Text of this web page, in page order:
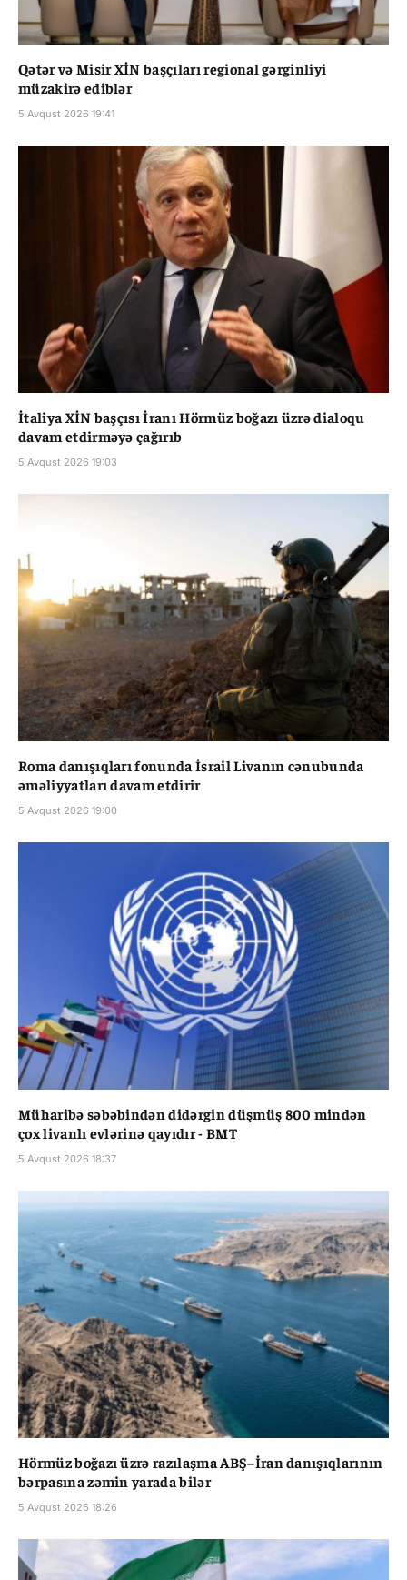
Qətər və Misir XİN başçıları regional gərginliyi
müzakirə ediblər
5 Avqust 2026 19:41
İtaliya XİN başçısı İranı Hörmüz boğazı üzrə dialoqu
davam etdirməyə çağırıb
5 Avqust 2026 19:03
Roma danışıqları fonunda İsrail Livanın cənubunda
əməliyyatları davam etdirir
5 Avqust 2026 19:00
Müharibə səbəbindən didərgin düşmüş 800 mindən
çox livanlı evlərinə qayıdır - BMT
5 Avqust 2026 18:37
Hörmüz boğazı üzrə razılaşma ABŞ–İran danışıqlarının
bərpasına zəmin yarada bilər
5 Avqust 2026 18:26